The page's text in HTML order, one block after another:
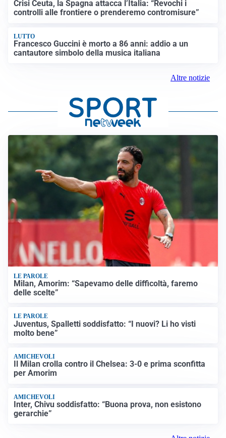
Crisi Ceuta, la Spagna attacca l’Italia: “Revochi i
controlli alle frontiere o prenderemo contromisure”
LUTTO
Francesco Guccini è morto a 86 anni: addio a un
cantautore simbolo della musica italiana
Altre notizie
LE PAROLE
Milan, Amorim: “Sapevamo delle difficoltà, faremo
delle scelte”
LE PAROLE
Juventus, Spalletti soddisfatto: “I nuovi? Li ho visti
molto bene”
AMICHEVOLI
Il Milan crolla contro il Chelsea: 3-0 e prima sconfitta
per Amorim
AMICHEVOLI
Inter, Chivu soddisfatto: “Buona prova, non esistono
gerarchie”